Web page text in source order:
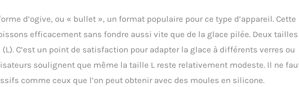
d’ogive, ou « bullet », un format populaire pour ce type d’appareil. Cette
efficacement sans fondre aussi vite que de la glace pilée. Deux tailles
C’est un point de satisfaction pour adapter la glace à différents verres ou
soulignent que même la taille L reste relativement modeste. Il ne
comme ceux que l’on peut obtenir avec des moules en silicone.